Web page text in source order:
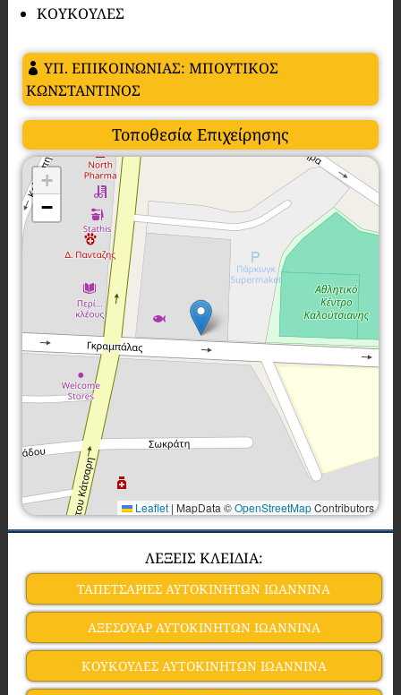
ΚΟΥΚΟΥΛΕΣ
ΥΠ. ΕΠΙΚΟΙΝΩΝΙΑΣ: ΜΠΟΥΤΙΚΟΣ
ΚΩΝΣΤΑΝΤΙΝΟΣ
Τοποθεσία Επιχείρησης
+
−
Leaflet | MapData ©OpenStreetMapContributors
ΛΕΞΕΙΣ ΚΛΕΙΔΙΑ:
ΤΑΠΕΤΣΑΡΙΕΣ ΑΥΤΟΚΙΝΗΤΩΝ ΙΩΑΝΝΙΝΑ
ΑΞΕΣΟΥΑΡ ΑΥΤΟΚΙΝΗΤΩΝ ΙΩΑΝΝΙΝΑ
ΚΟΥΚΟΥΛΕΣ ΑΥΤΟΚΙΝΗΤΩΝ ΙΩΑΝΝΙΝΑ